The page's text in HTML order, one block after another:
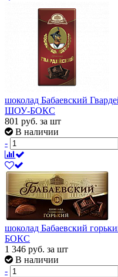
шоколад Бабаевский
ШОУ-БОКС
801 руб. за шт
В наличии
-
шоколад Бабаевский
БОКС
1 346 руб. за шт
В наличии
-